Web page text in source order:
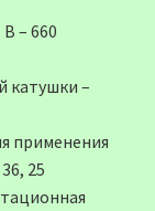
– 660
катушки –
применения
25